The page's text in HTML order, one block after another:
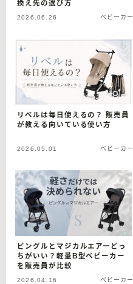
換え先の選び方
2026.06.26 ベビーカー
リベルは毎日使えるの？ 販売員
が教える向いている使い方
2026.05.01 ベビーカー
ビングルとマジカルエアーどっ
ちがいい？軽量B型ベビーカー
を販売員が比較
2026.04.16 ベビーカー